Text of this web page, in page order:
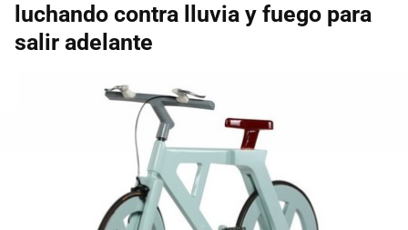
luchando contra lluvia y fuego para
salir adelante